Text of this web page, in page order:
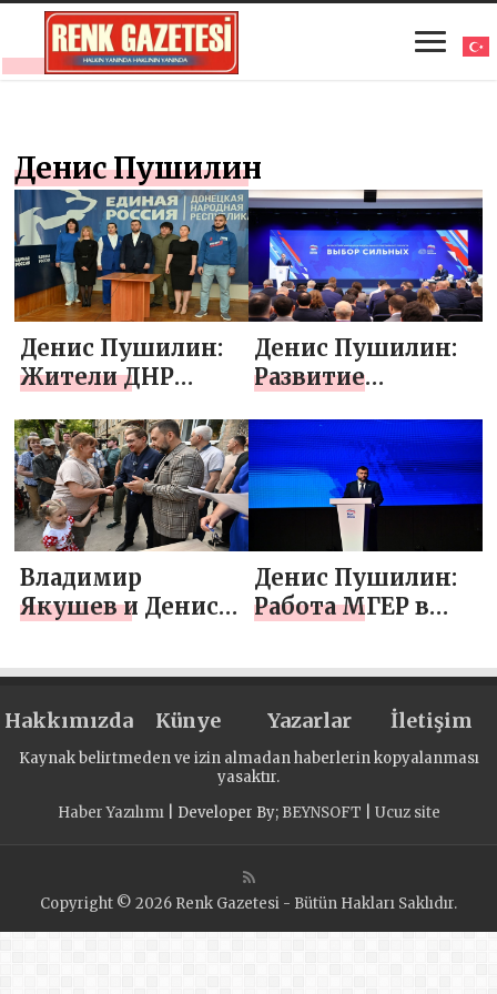
Денис Пушилин
Денис Пушилин:
Жители ДНР
высокую явку на
первом
предварительном
голосовании
«Единой России»
Денис Пушилин:
Развитие
«Единой России»
«Выбор сильных»
важно для
формирования
стратегии
будущего
Владимир
Якушев и Денис
вручили ключи
восстановленных
квартир жителям
Денис Пушилин:
Работа МГЕР в
в летопись
Hakkımızda Künye Yazarlar İletişim
Kaynak belirtmeden ve izin almadan haberlerin kopyalanması
yasaktır.
Haber Yazılımı| Developer By; BEYNSOFT Ucuz site
Copyright © 2026 Renk Gazetesi - Bütün Hakları Saklıdır.